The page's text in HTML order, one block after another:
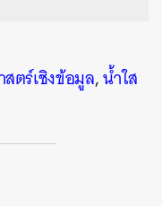
สตร์เชิงข้อมูล,น้ำใส